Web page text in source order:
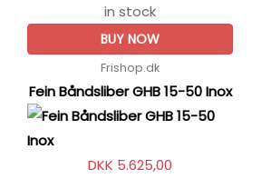
in stock
BUY NOW
Frishop.dk
Fein Båndsliber GHB 15-50 Inox
DKK 5.625,00